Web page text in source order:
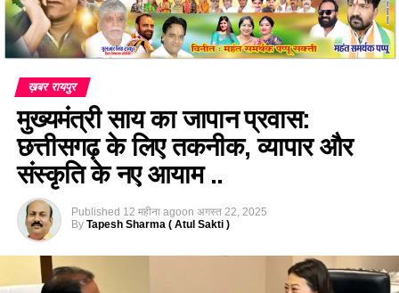
ख़बर रायपुर
मुख्यमंत्री साय का जापान प्रवास:
छत्तीसगढ़ के लिए तकनीक, व्यापार और
संस्कृति के नए आयाम ..
Published 12 महीना agoon अगस्त 22, 2025
By Tapesh Sharma ( Atul Sakti )